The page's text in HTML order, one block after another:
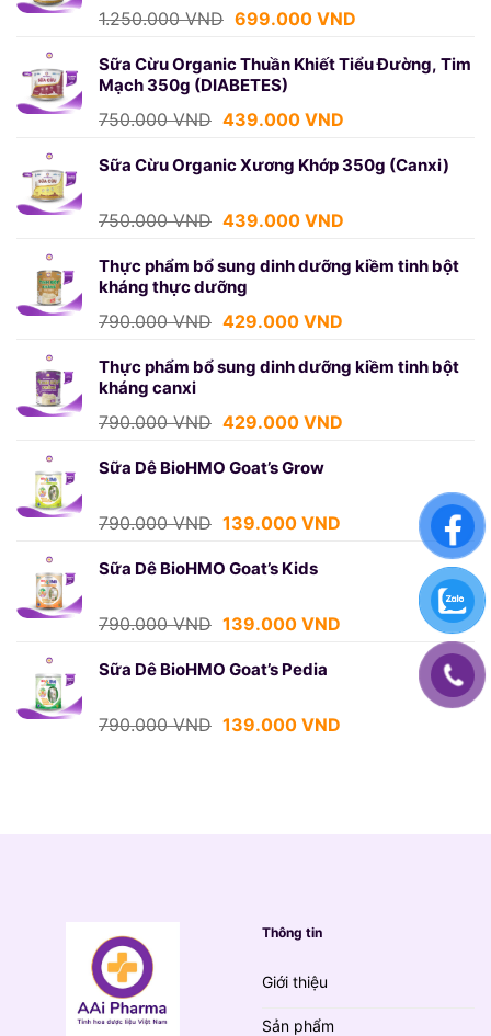
1.250.000VND Giá
là:
1.250.000 VND.
699.000 VNDGiá
tại
Sữa Cừu Organic Thuần Khiết Tiểu Đường, Tim
Mạch 350g (DIABETES)
750.000VND Giá
là:
439.000 VNDGiá
tại
Sữa Cừu Organic Xương Khớp 350g (Canxi)
750.000VND Giá
là:
750.000 VND.
439.000 VNDGiá
tại
Thực phẩm bổ sung dinh dưỡng kiềm tinh bột
kháng thực dưỡng
790.000VND Giá
là:
429.000 VNDGiá
tại
Thực phẩm bổ sung dinh dưỡng kiềm tinh bột
kháng canxi
790.000VND Giá
là:
429.000 VNDGiá
429.000 VND.
Sữa Dê BioHMO Goat’s Grow
790.000VND Giá
là:
139.000 VNDGiá
139.000 VND.
Sữa Dê BioHMO Goat’s Kids
790.000VND Giá
là:
139.000 VNDGiá
139.000 VND.
Sữa Dê BioHMO Goat’s Pedia
790.000VND Giá
139.000 VNDGiá
Thông tin
Giới thiệu
Sản phẩm